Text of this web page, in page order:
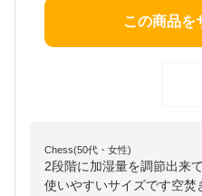
この商品を
Chess(50代・女性)
2段階に加湿量を調節出来
使いやすいサイズです空